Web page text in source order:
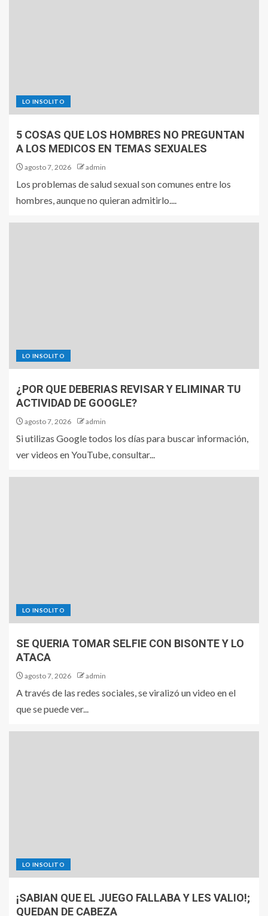
LO INSOLITO
5 COSAS QUE LOS HOMBRES NO PREGUNTAN
A LOS MEDICOS EN TEMAS SEXUALES
agosto 7, 2026 admin
Los problemas de salud sexual son comunes entre los
hombres, aunque no quieran admitirlo....
LO INSOLITO
¿POR QUE DEBERIAS REVISAR Y ELIMINAR TU
ACTIVIDAD DE GOOGLE?
agosto 7, 2026 admin
Si utilizas Google todos los días para buscar información,
ver videos en YouTube, consultar...
LO INSOLITO
SE QUERIA TOMAR SELFIE CON BISONTE Y LO
ATACA
agosto 7, 2026 admin
A través de las redes sociales, se viralizó un video en el
que se puede ver...
LO INSOLITO
¡SABIAN QUE EL JUEGO FALLABA Y LES VALIO!;
QUEDAN DE CABEZA